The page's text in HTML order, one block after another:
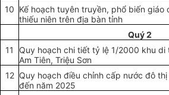
10 Kế hoạch tuyên truyền, phổ biến giáo
thiếu niên trên địa bàn tỉnh
Quý 2
11
Quy hoạch chi tiết tỷ lệ 1/2000 khu di
Am Tiên, Triệu Sơn
12 Quy hoạch điều chỉnh cấp nước đô
đến năm 2025